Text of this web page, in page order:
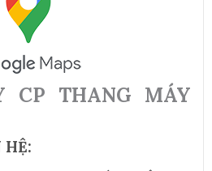
CP THANG MÁY
HỆ: